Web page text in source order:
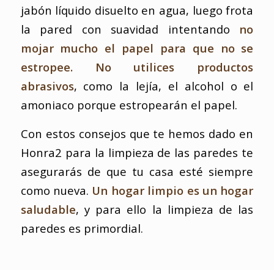
jabón líquido disuelto en agua, luego frota
la pared con suavidad intentando no
mojar mucho el papel para que no se
estropee. No utilices productos
abrasivos, como la lejía, el alcohol o el
amoniaco porque estropearán el papel.
Con estos consejos que te hemos dado en
Honra2 para la limpieza de las paredes te
asegurarás de que tu casa esté siempre
como nueva. Un hogar limpio es un hogar
saludable, y para ello la limpieza de las
paredes es primordial.